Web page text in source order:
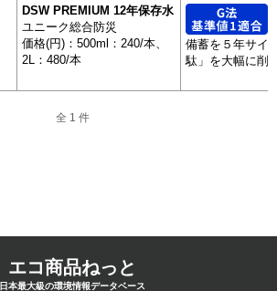
分類 製品
災害備蓄用飲料水
左のボタンを押してください。
DSW PREMIUM 12年保存水
ユニーク総合防災
価格(円)：500ml：240/本、
2L：480/本
備蓄を５年サイ
駄」を大幅に削
全 1 件
エコ商品ねっと
日本最大級の環境情報データベース